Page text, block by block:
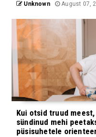
Unknown August 07,
Kui otsid truud
sündinud mehi
püsisuhetele